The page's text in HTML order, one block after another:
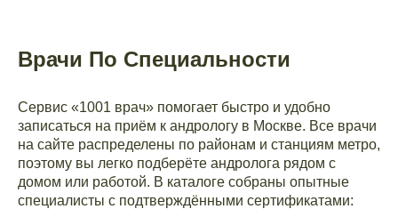
Врачи По Специальности
Сервис «1001 врач» помогает быстро и удобно
записаться на приём к андрологу в Москве. Все врачи
на сайте распределены по районам и станциям метро,
поэтому вы легко подберёте андролога рядом с
домом или работой. В каталоге собраны опытные
специалисты с подтверждёнными сертификатами: